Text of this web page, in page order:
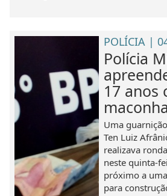
POLÍCIA |
Polícia
17 anos
Uma
Ten Luiz
realizava
neste quinta-
próximo a
para